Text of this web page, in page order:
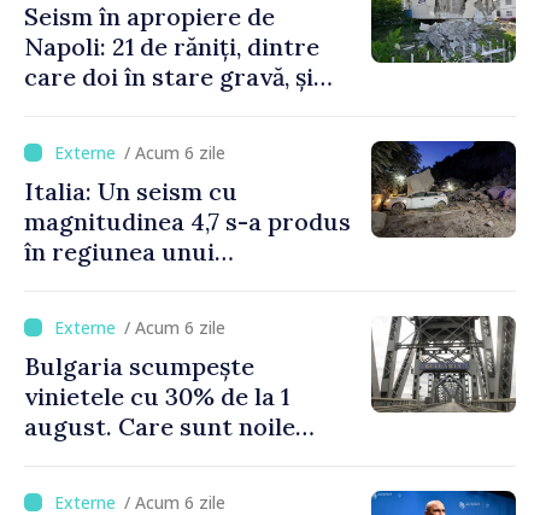
Seism în apropiere de
Napoli: 21 de răniți, dintre
care doi în stare gravă, și
/ Acum 6 zile
Italia: Un seism cu
magnitudinea 4,7 s-a produs
în regiunea unui
de Napoli
/ Acum 6 zile
Bulgaria scumpește
vinietele cu 30% de la 1
august. Care sunt noile
/ Acum 6 zile